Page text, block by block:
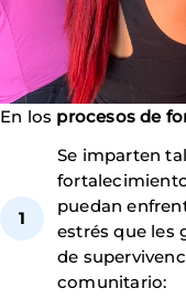
En los procesos de
Se imparten
puedan
estrés que les
de
comunitario: